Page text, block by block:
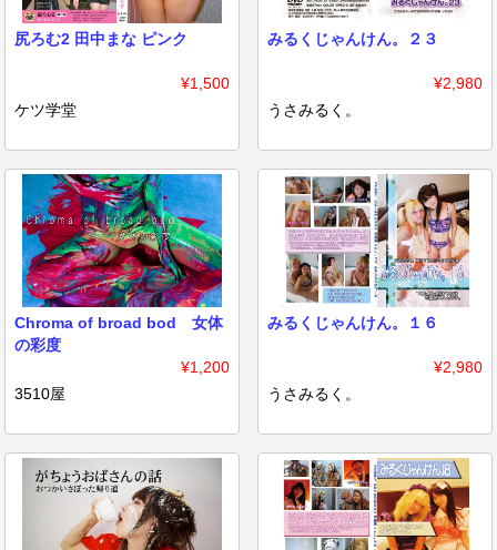
尻ろむ2 田中まな ピンク
¥1,500
ケツ学堂
みるくじゃんけん。２３
¥2,980
うさみるく。
Chroma of broad bod 女体
の彩度
¥1,200
3510屋
みるくじゃんけん。１６
¥2,980
うさみるく。